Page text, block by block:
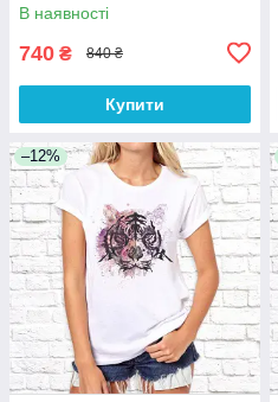
В наявності
740 ₴ 840 ₴
Купити
–12%